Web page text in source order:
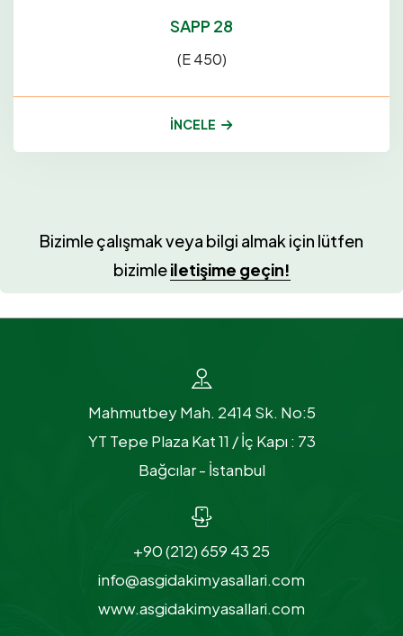
SAPP 28
(E 450)
İNCELE
Bizimle çalışmak veya bilgi almak için lütfen
bizimleiletişime geçin!
Mahmutbey Mah. 2414 Sk. No:5
YT Tepe Plaza Kat 11 / İç Kapı : 73
Bağcılar - İstanbul
+90 (212) 659 43 25
info@asgidakimyasallari.com
www.asgidakimyasallari.com